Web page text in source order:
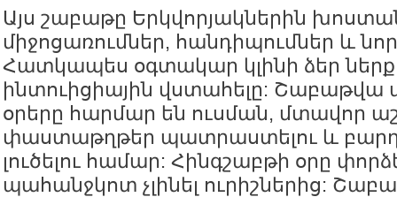
Այս շաբաթը Երկվորյակներին
միջոցառումներ, հանդիպումներ և
Հատկապես օգտակար կլինի ձեր
ինտուիցիային վստահելը: Շաբաթվա
օրերը հարմար են ուսման, մտավոր
փաստաթղթեր պատրաստելու և
լուծելու համար: Հինգշաբթի օրը
պահանջկոտ չլինել ուրիշներից: